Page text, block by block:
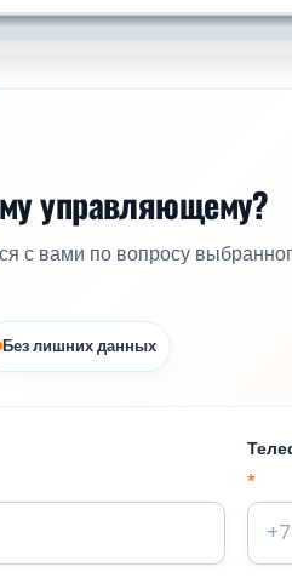
управляющему?
с вами по вопросу
Без лишних данных
*